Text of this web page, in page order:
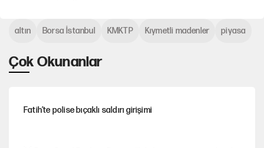
Çok Okunanlar
Fatih’te polise bıçaklı saldırı girişimi
altın Borsa İstanbul KMKTP Kıymetli madenler piyasa